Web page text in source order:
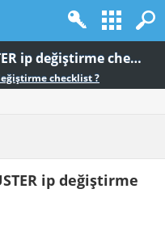
SQL SERVER 2008 R2 CLUSTER ip değiştirme checklist ?
checklist ?
ip değiştirme